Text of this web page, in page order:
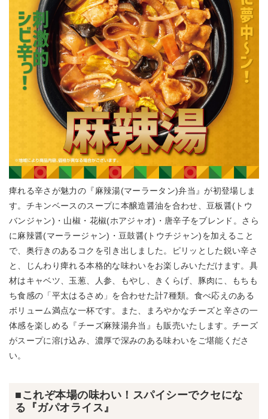
痺れる辛さが魅力の『麻辣湯(マーラータン)弁当』が初登場しま
す。チキンベースのスープに本醸造醤油を合わせ、豆板醤(トウ
バンジャン)・山椒・花椒(ホアジャオ)・唐辛子をブレンド。さら
に麻辣醤(マーラージャン)・豆鼓醤(トウチジャン)を加えること
で、奥行きのあるコクを引き出しました。ピリッとした鋭い辛さ
と、じんわり痺れる本格的な味わいをお楽しみいただけます。具
材はキャベツ、玉葱、人参、もやし、きくらげ、豚肉に、もちも
ち食感の「平太はるさめ」を合わせた計7種類。食べ応えのある
ボリューム満点な一杯です。また、まろやかなチーズと辛さの一
体感を楽しめる『チーズ麻辣湯弁当』も販売いたします。チーズ
がスープに溶け込み、濃厚で深みのある味わいをご堪能くださ
い。
■これぞ本場の味わい！スパイシーでクセにな
る『ガパオライス』